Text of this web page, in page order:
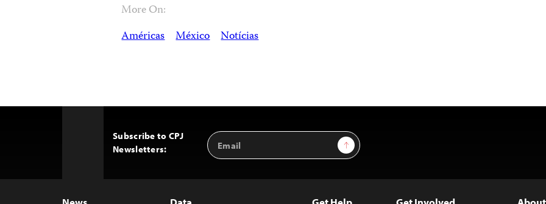
More On:
Américas México Notícias
Subscribe to CPJ
Newsletters:
Email
Address
Sign Up